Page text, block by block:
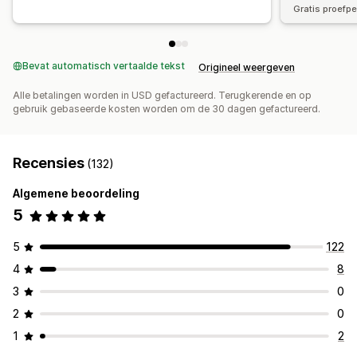
Gratis
Bevat automatisch vertaalde tekst Origineel weergeven
Alle betalingen worden in USD gefactureerd. Terugkerende en op
gebruik gebaseerde kosten worden om de 30 dagen gefactureerd.
Recensies (132)
Algemene beoordeling
5
5
122
4
8
3
0
2
0
1
2